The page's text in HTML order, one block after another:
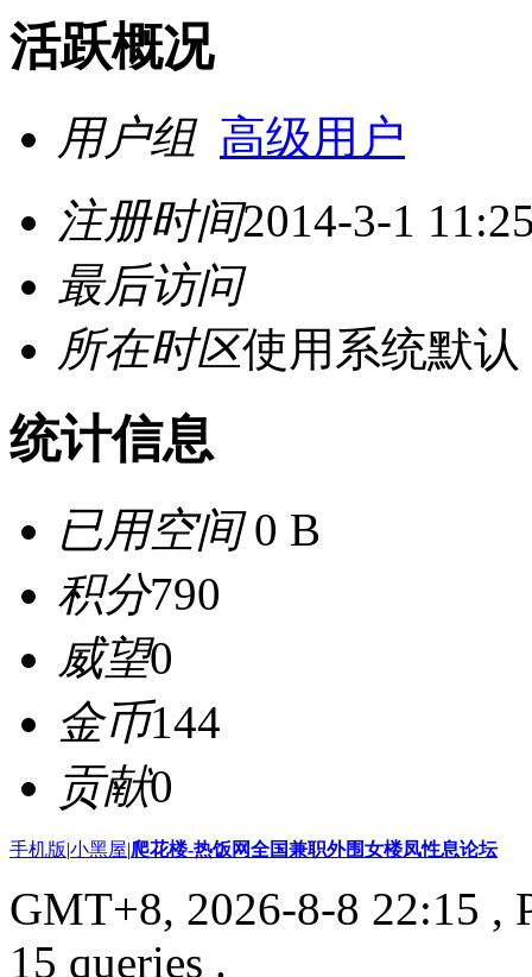
活跃概况
用户组 高级用户
注册时间2014-3-1
最后访问
所在时区使用系统默认
统计信息
已用空间0 B
积分790
威望0
金币144
贡献0
手机版|小黑屋|爬花楼-热饭网全国兼职外围女楼凤性息论坛
GMT+8, 2026-8-8 22:15 ,
15 queries .